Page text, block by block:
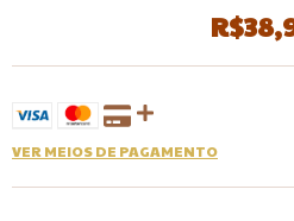
VER MEIOS DE PAGAMENTO